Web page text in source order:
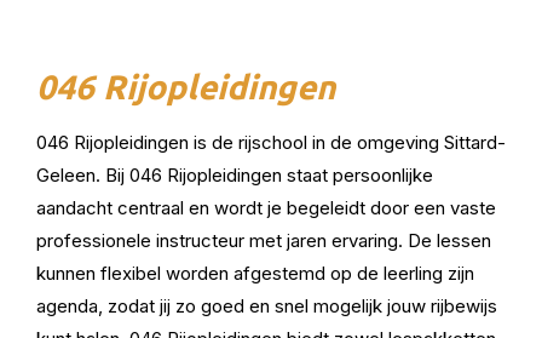
046 Rijopleidingen
046 Rijopleidingen is de rijschool in de omgeving Sittard-
Geleen. Bij 046 Rijopleidingen staat persoonlijke
aandacht centraal en wordt je begeleidt door een vaste
professionele instructeur met jaren ervaring. De lessen
kunnen flexibel worden afgestemd op de leerling zijn
agenda, zodat jij zo goed en snel mogelijk jouw rijbewijs